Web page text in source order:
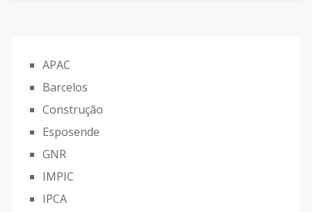
APAC
Barcelos
Construção
Esposende
GNR
IMPIC
IPCA